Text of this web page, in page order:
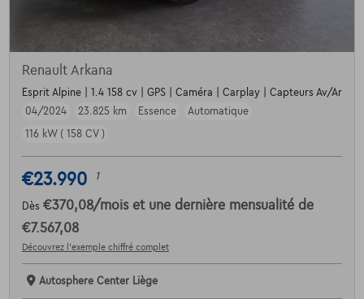
Renault Arkana
Esprit Alpine | 1.4 158 cv | GPS | Caméra | Carplay | Capteurs Av/Ar
04/2024
23.825 km Essence
Automatique
116 kW ( 158 CV )
€23.990 1
Dès €370,08/mois et une dernière mensualité de
€7.567,08
Découvrez l’exemple chiffré complet
Autosphere Center Liège